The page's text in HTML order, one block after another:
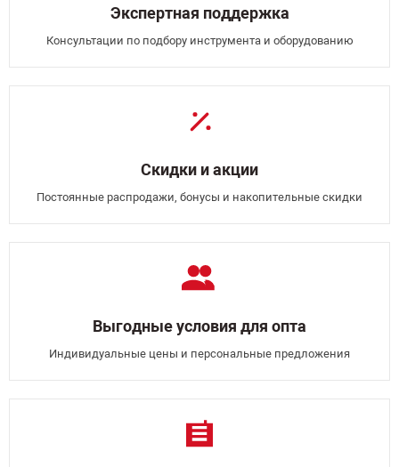
Экспертная поддержка
Консультации по подбору инструмента и оборудованию
Скидки и акции
Постоянные распродажи, бонусы и накопительные скидки
Выгодные условия для опта
Индивидуальные цены и персональные предложения